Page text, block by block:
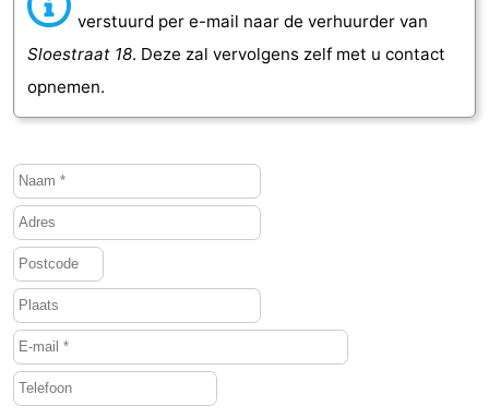
Natuur
de
Domburg
Natuur
Walcherse
bos
-
Dishoek
-
Vlissingen
-
Middelburg
Zeeuws-
Vlaanderen
-
verstuurd per e-mail naar de verhuurder van
Sloestraat 18. Deze zal vervolgens zelf met u contact
opnemen.